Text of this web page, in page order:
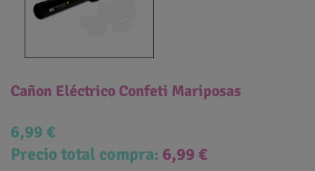
Cañon Eléctrico Confeti Mariposas
6,99 €
Precio total compra: 6,99 €